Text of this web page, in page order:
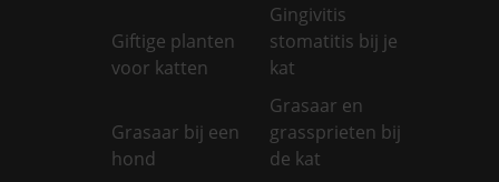
Giftige planten
voor katten
Gingivitis
stomatitis bij je
kat
Grasaar bij een
hond
Grasaar en
grassprieten bij
de kat